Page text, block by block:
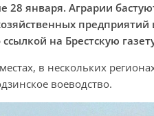
января. Аграрии
ссылкой на Брестскую
в нескольких
воеводство.